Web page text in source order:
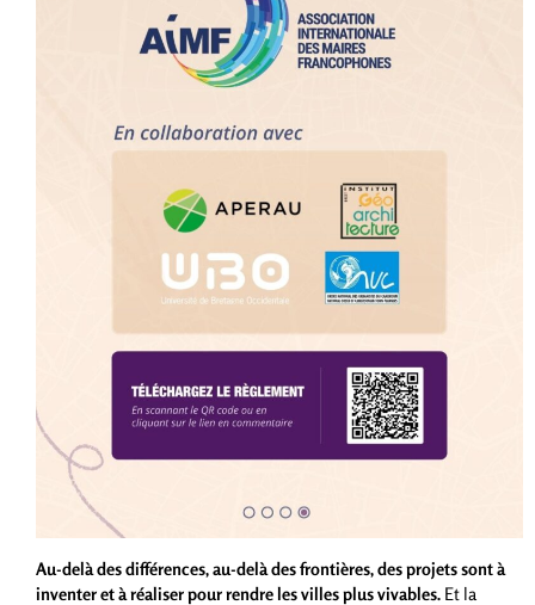
Au-delà des différences, au-delà des frontières, des projets sont à
inventer et à réaliser pour rendre les villes plus vivables. Et la